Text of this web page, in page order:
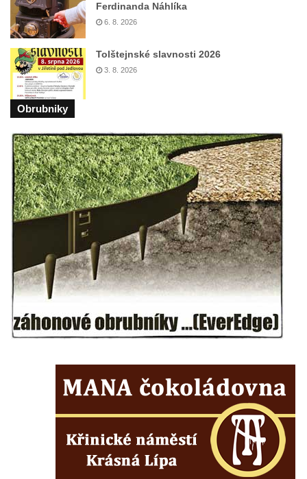
Lužici
Pomník vojákům Rudé armády na hřbitově
v Kozlech
Pamětní deska pochodu smrti v Saupsdorfu
Pomník obětem 2. světové války v parku
Walthera von der Vogelweide v Duchcově
Památník obětem holokaustu v Lipové ulici
v Duchcově
Pomník obětem válek v Jeníkově
Pamětní deska obětem 1. světové války na
kapli Panny Marie v Lahošti
Pomník obětem 2. světové války v parku v
Mikulášovicích
Pomník obětem bombardování 8. 5. 1945 v
ulici U Plovárny ve Frýdlantu
Pamětní deska Rumburské vzpoury na
Základní škole Tyršova v Rumburku
Pamětní deska obětem holokaustu u
židovského hřbitova v Kovanicích
Pamětní deska legionářům na Obecním
úřadě v Kovanicích
Ferdinanda Náhlíka
6. 8. 2026
Tolštejnské slavnosti 2026
3. 8. 2026
Obrubniky